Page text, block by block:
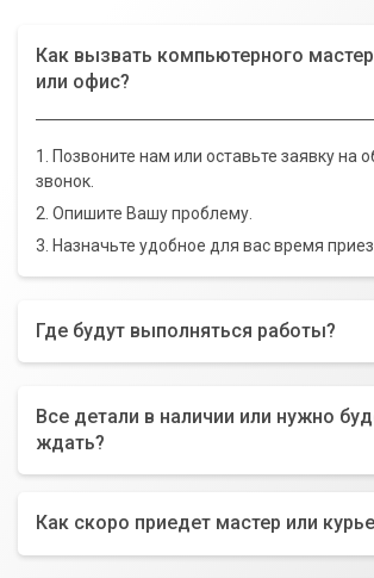
Как вызвать компьютерного
или офис?
1. Позвоните нам или оставьте заявку на
звонок.
2. Опишите Вашу проблему.
3. Назначьте удобное для вас время
Где будут выполняться работы?
Все детали в наличии или нужно
ждать?
Как скоро приедет мастер или